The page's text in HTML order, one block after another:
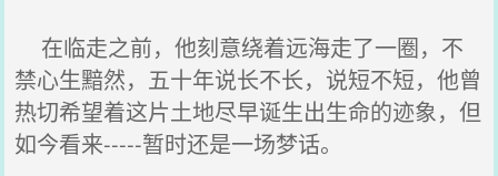
在临走之前，他刻意绕着远海走了一圈，不
禁心生黯然，五十年说长不长，说短不短，他曾
热切希望着这片土地尽早诞生出生命的迹象，但
如今看来-----暂时还是一场梦话。